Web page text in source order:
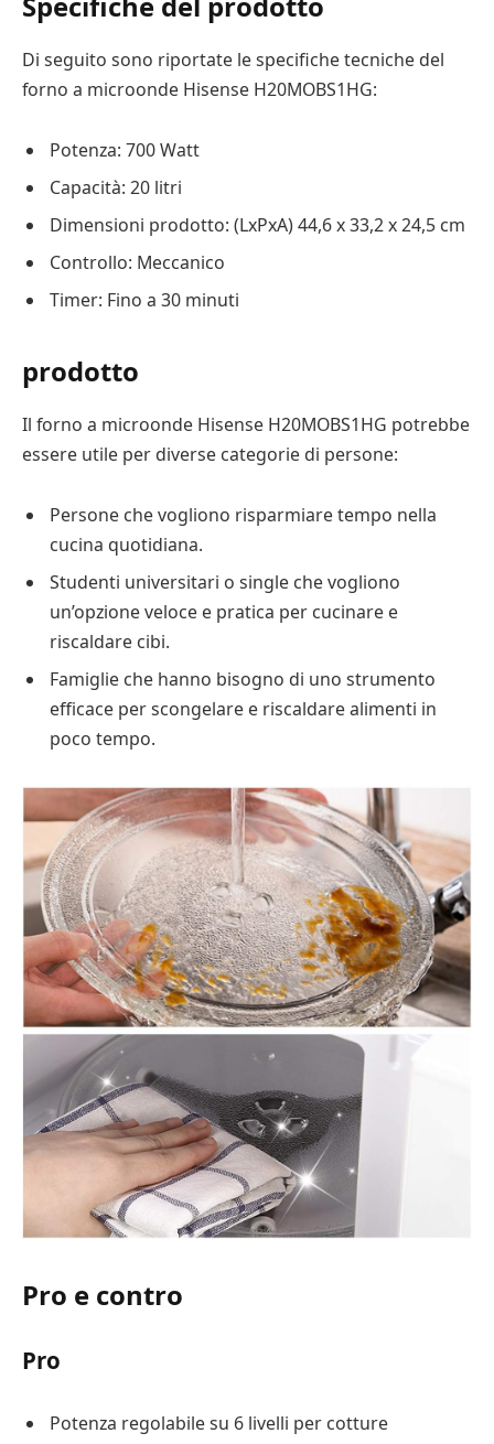
Di seguito sono riportate le specifiche tecniche del
forno a microonde Hisense H20MOBS1HG:
Potenza: 700 Watt
Capacità: 20 litri
Dimensioni prodotto: (LxPxA) 44,6 x 33,2 x 24,5 cm
Controllo: Meccanico
Timer: Fino a 30 minuti
prodotto
Il forno a microonde Hisense H20MOBS1HG potrebbe
essere utile per diverse categorie di persone:
Persone che vogliono risparmiare tempo nella
cucina quotidiana.
Studenti universitari o single che vogliono
un’opzione veloce e pratica per cucinare e
riscaldare cibi.
Famiglie che hanno bisogno di uno strumento
efficace per scongelare e riscaldare alimenti in
poco tempo.
Pro e contro
Pro
Potenza regolabile su 6 livelli per cotture